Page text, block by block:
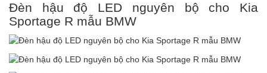
Đèn hậu độ LED nguyên bộ cho Kia
Sportage R mẫu BMW